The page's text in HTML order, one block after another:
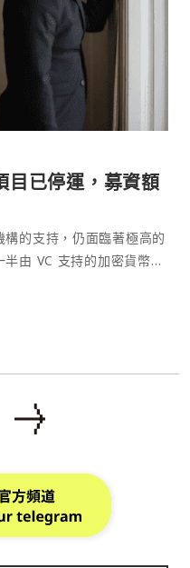
目已停運，募資額
的支持，仍面臨著極高的
由 VC 支持的加密貨幣項
入不到 1,000 美元。然
機構支持的項目更能存活
成功率⋯